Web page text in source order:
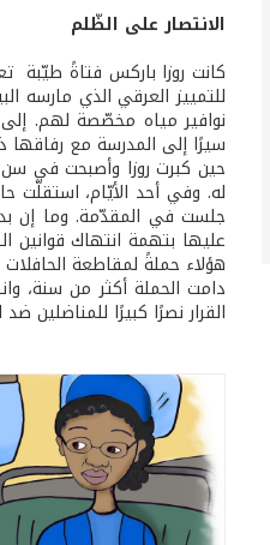
الانتصار على الظّلم
كانت روزا باركس فتاةً طيّبة
للتمييز العرقي الذي مارسه
نوافير مياه مخصّصة لهم.
سيرًا إلى المدرسة مع رفاقها
حين كبرت روزا وأصبحت في سن
له. وفي أحد الأيّام، استقلّت
جلست في المقدّمة. وما إن
عليها بتهمة انتهاك قوانين
هؤلاء حملةً لمقاطعة
دامت الحملة أكثر من سنة،
القرار نصرًا كبيرًا